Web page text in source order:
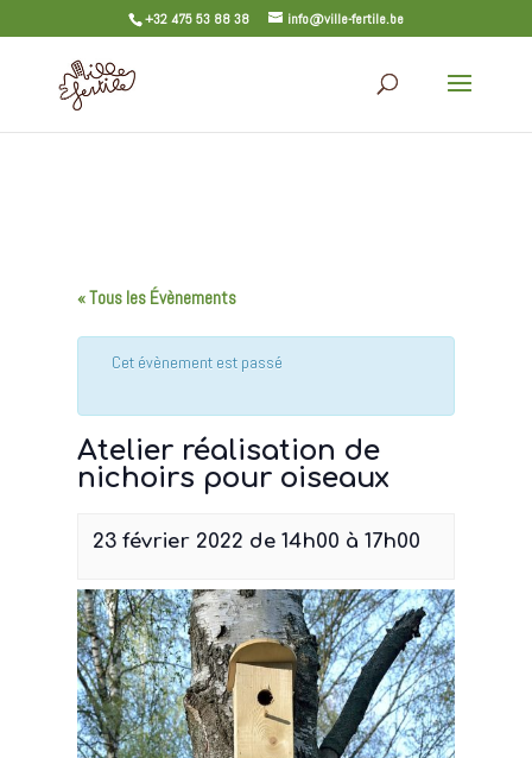
+32 475 53 88 38 info@ville-fertile.be
« Tous les Évènements
Cet évènement est passé
Atelier réalisation de
nichoirs pour oiseaux
23 février 2022 de 14h00 à 17h00